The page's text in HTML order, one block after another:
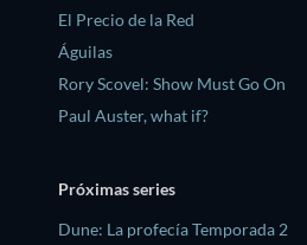
El Precio de la Red
Águilas
Rory Scovel: Show Must Go On
Paul Auster, what if?
Próximas series
Dune: La profecía Temporada 2